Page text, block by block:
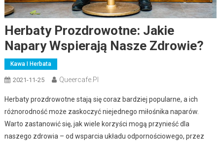
Herbaty Prozdrowotne: Jakie
Napary Wspierają Nasze Zdrowie?
Kawa I Herbata
2021-11-25 Queercafe.pl
Herbaty prozdrowotne stają się coraz bardziej popularne, a ich
różnorodność może zaskoczyć niejednego miłośnika naparów.
Warto zastanowić się, jak wiele korzyści mogą przynieść dla
naszego zdrowia – od wsparcia układu odpornościowego, przez